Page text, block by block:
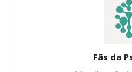
Fãs da